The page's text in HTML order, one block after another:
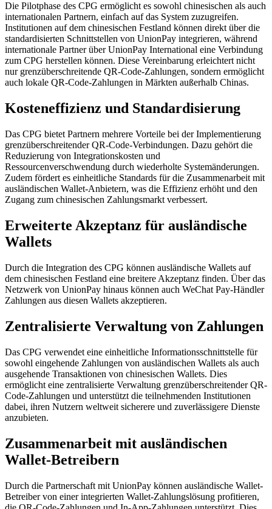
Die Pilotphase des CPG ermöglicht es sowohl chinesischen als auch
internationalen Partnern, einfach auf das System zuzugreifen.
Institutionen auf dem chinesischen Festland können direkt über die
standardisierten Schnittstellen von UnionPay integrieren, während
internationale Partner über UnionPay International eine Verbindung
zum CPG herstellen können. Diese Vereinbarung erleichtert nicht
nur grenzüberschreitende QR-Code-Zahlungen, sondern ermöglicht
auch lokale QR-Code-Zahlungen in Märkten außerhalb Chinas.
Kosteneffizienz und Standardisierung
Das CPG bietet Partnern mehrere Vorteile bei der Implementierung
grenzüberschreitender QR-Code-Verbindungen. Dazu gehört die
Reduzierung von Integrationskosten und
Ressourcenverschwendung durch wiederholte Systemänderungen.
Zudem fördert es einheitliche Standards für die Zusammenarbeit mit
ausländischen Wallet-Anbietern, was die Effizienz erhöht und den
Zugang zum chinesischen Zahlungsmarkt verbessert.
Erweiterte Akzeptanz für ausländische
Wallets
Durch die Integration des CPG können ausländische Wallets auf
dem chinesischen Festland eine breitere Akzeptanz finden. Über das
Netzwerk von UnionPay hinaus können auch WeChat Pay-Händler
Zahlungen aus diesen Wallets akzeptieren.
Zentralisierte Verwaltung von Zahlungen
Das CPG verwendet eine einheitliche Informationsschnittstelle für
sowohl eingehende Zahlungen von ausländischen Wallets als auch
ausgehende Transaktionen von chinesischen Wallets. Dies
ermöglicht eine zentralisierte Verwaltung grenzüberschreitender QR-
Code-Zahlungen und unterstützt die teilnehmenden Institutionen
dabei, ihren Nutzern weltweit sicherere und zuverlässigere Dienste
anzubieten.
Zusammenarbeit mit ausländischen
Wallet-Betreibern
Durch die Partnerschaft mit UnionPay können ausländische Wallet-
Betreiber von einer integrierten Wallet-Zahlungslösung profitieren,